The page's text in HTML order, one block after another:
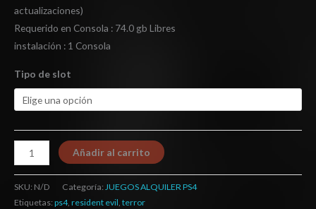
actualizaciones)
Requerido en Consola : 74.0 gb Libres
instalación : 1 Consola
Tipo de slot
Añadir al carrito
SKU: N/D Categoría: JUEGOS ALQUILER PS4
Etiquetas: ps4, resident evil, terror